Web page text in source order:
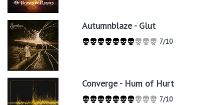
Autumnblaze - Glut
7/10
Converge - Hum of Hurt
7/10